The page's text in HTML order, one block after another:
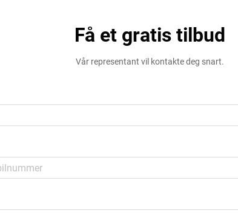
Få et gratis tilbud
Vår representant vil kontakte deg snart.